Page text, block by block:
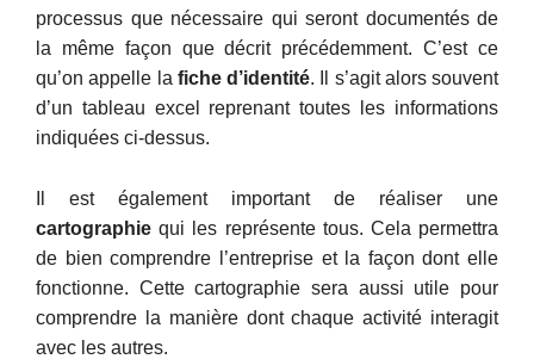
processus que nécessaire qui seront documentés de
la même façon que décrit précédemment. C’est ce
qu’on appelle la fiche d’identité. Il s’agit alors souvent
d’un tableau excel reprenant toutes les informations
indiquées ci-dessus.
Il est également important de réaliser une
cartographie qui les représente tous. Cela permettra
de bien comprendre l’entreprise et la façon dont elle
fonctionne. Cette cartographie sera aussi utile pour
comprendre la manière dont chaque activité interagit
avec les autres.